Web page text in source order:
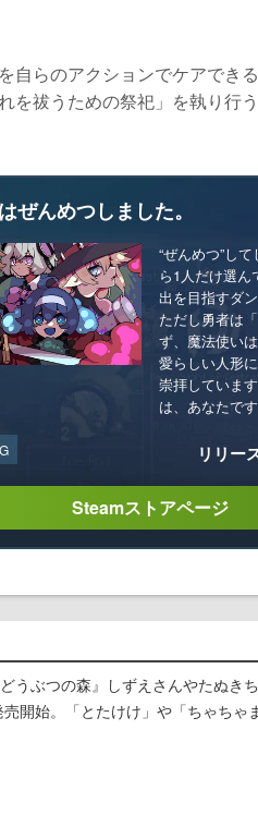
自らのアクションでケアでき
を祓うための祭祀」を執り行
ぜんめつしました。
“ぜんめつ”し
ら1人だけ選
出を目指すダ
ただし勇者は
ず、魔法使い
愛らしい人形
崇拝していま
は、あなたです
リリー
Steamストアページ
どうぶつの森』しずえさんやたぬき
売開始。「とたけけ」や「ちゃちゃ